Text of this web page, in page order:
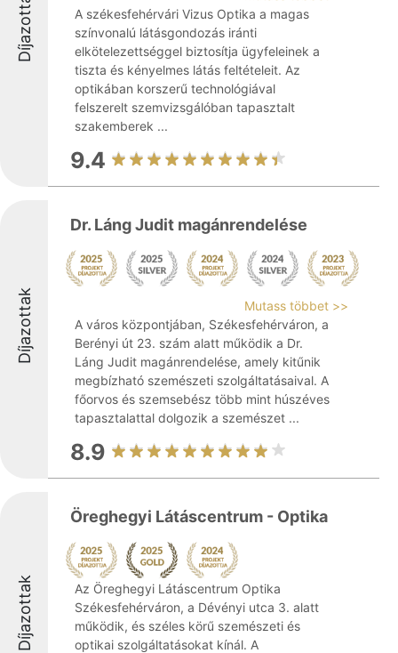
Díjazottak
A székesfehérvári Vizus Optika a magas
színvonalú látásgondozás iránti
elkötelezettséggel biztosítja ügyfeleinek a
tiszta és kényelmes látás feltételeit. Az
optikában korszerű technológiával
felszerelt szemvizsgálóban tapasztalt
szakemberek ...
9.4
Díjazottak
Dr. Láng Judit magánrendelése
Mutass többet >>
A város központjában, Székesfehérváron, a
Berényi út 23. szám alatt működik a Dr.
Láng Judit magánrendelése, amely kitűnik
megbízható szemészeti szolgáltatásaival. A
főorvos és szemsebész több mint húszéves
tapasztalattal dolgozik a szemészet ...
8.9
Díjazottak
Öreghegyi Látáscentrum - Optika
Az Öreghegyi Látáscentrum Optika
Székesfehérváron, a Dévényi utca 3. alatt
működik, és széles körű szemészeti és
optikai szolgáltatásokat kínál. A